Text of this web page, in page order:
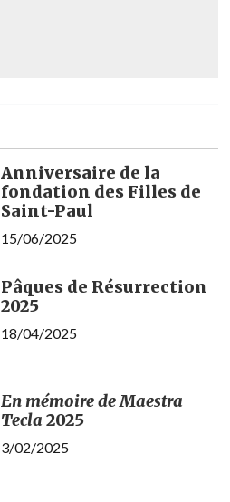
Anniversaire de la
fondation des Filles de
Saint-Paul
15/06/2025
Pâques de Résurrection
2025
18/04/2025
En mémoire de Maestra
Tecla 2025
3/02/2025